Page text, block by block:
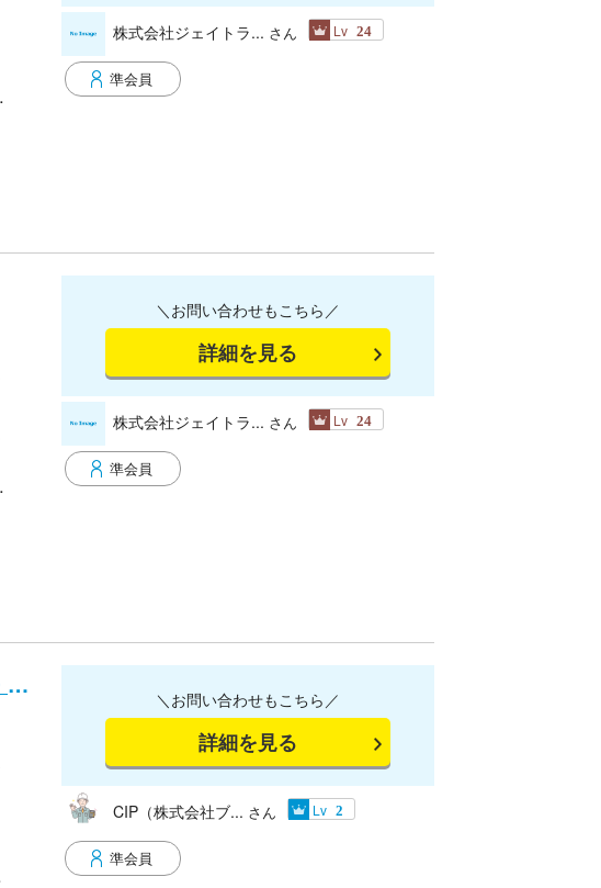
株式会社ジェイトラ... さん Lv 24
準会員
＼お問い合わせもこちら／
詳細を見る
株式会社ジェイトラ... さん Lv 24
準会員
急募！！茨城県の建設・土木現場での生コン車の立会い、誘導・調整してくれる方募集！ ＼お問い合わせもこちら／
詳細を見る
CIP（株式会社ブ... さん Lv 2
準会員